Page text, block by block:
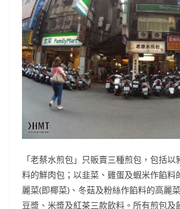
「老蔡水煎包」只販賣三種煎包，包括
料的鮮肉包；以韭菜、雞蛋及蝦米作餡料
麗菜(即椰菜)、冬菇及粉絲作餡料的高麗
豆漿、米漿及紅茶三款飲料。所有煎包及